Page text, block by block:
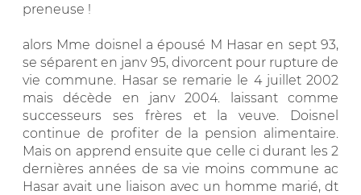
preneuse !
alors Mme doisnel a épousé M Hasar en sept 93,
se séparent en janv 95, divorcent pour rupture de
vie commune. Hasar se remarie le 4 juillet 2002
mais décède en janv 2004. laissant comme
successeurs ses frères et la veuve. Doisnel
continue de profiter de la pension alimentaire.
Mais on apprend ensuite que celle ci durant les 2
dernières années de sa vie moins commune ac
Hasar avait une liaison avec un homme marié, dt